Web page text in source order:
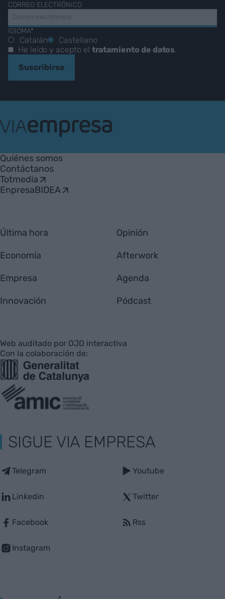
CORREO ELECTRÓNICO
IDIOMA*
Catalán
Castellano
He leído y acepto el tratamiento de datos.
Suscribirse
Empresa
Quiénes somos
Contáctanos
Totmedia
EnpresaBIDEA
Última hora
Economía
Empresa
Innovación
Opinión
Afterwork
Agenda
Pódcast
Web auditado por OJD interactiva
Con la colaboración de:
SIGUE VIA EMPRESA
Telegram
Linkedin
Facebook
Instagram
Youtube
Twitter
Rss